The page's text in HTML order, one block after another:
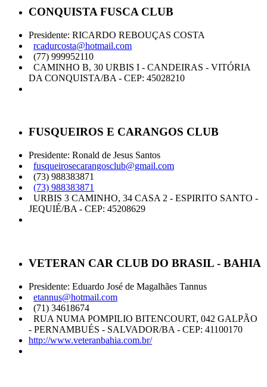
CONQUISTA FUSCA CLUB
Presidente: RICARDO REBOUÇAS COSTA
rcadurcosta@hotmail.com
(77) 999952110
CAMINHO B, 30 URBIS I - CANDEIRAS - VITÓRIA
DA CONQUISTA/BA - CEP: 45028210
FUSQUEIROS E CARANGOS CLUB
Presidente: Ronald de Jesus Santos
fusqueirosecarangosclub@gmail.com
(73) 988383871
(73) 988383871
URBIS 3 CAMINHO, 34 CASA 2 - ESPIRITO SANTO -
JEQUIÉ/BA - CEP: 45208629
VETERAN CAR CLUB DO BRASIL - BAHIA
Presidente: Eduardo José de Magalhães Tannus
etannus@hotmail.com
(71) 34618674
RUA NUMA POMPILIO BITENCOURT, 042 GALPÃO
- PERNAMBUÉS - SALVADOR/BA - CEP: 41100170
http://www.veteranbahia.com.br/